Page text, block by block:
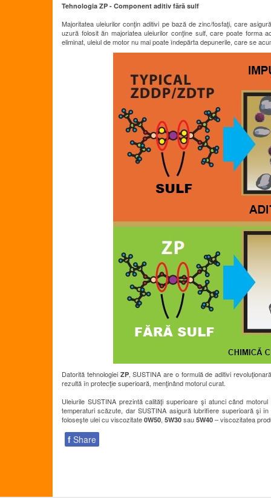
Tehnologia ZP - Component aditiv fără sulf
Majoritatea uleiurilor conţin aditivi pe bază de zinc/fosfaţi, care
uzură folosit ăn majoriatea uleiurilor conţine sulf, care poate forma
eliminat, uleiul de motor nu mai poate îndepărta depunerile, care se
Datorită tehnologiei ZP, SUSTINA are o formulă de aditivi
rezultă în protecţie superioară, menţinând motorul curat.
Uleiurile SUSTINA prezintă calităţi superioare şi atunci când
temperaturi scăzute, dar SUSTINA asigură lubrifiere superioară şi
foloseşte ulei cu viscozitate 0W50, 5W30 sau 5W40 – viscozitatea
f Share